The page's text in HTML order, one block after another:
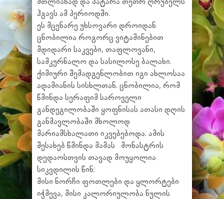
ჰგავს ამ პერიოდში.
ეს მცენარე უხსოვარი დროიდან
ცნობილია როგორც ვიტამინებით
მდიდარი საკვები, თაფლოვანი,
სამკურნალო და სასილოსე ბალახი.
ქიმიური შემადგენლობით იგი ახლოსაა
ადამიანის სისხლთან. ცნობილია, რომ
წმინდა სერაფიმ საროველი
განდეგილობაში ყოფნისას ათასი დღის
განმავლობაში მხოლოდ
მარიამსხალათი იკვებებოდა. ამის
შესახებ წმინდა მამას მონასტრის
დედაოსთვის თავად მოუყოლია
სიკვდილის წინ:
მისი ნორჩი ფოთლები და ყლორტები
იჭმევა, მისი კალორიულობა ნულის